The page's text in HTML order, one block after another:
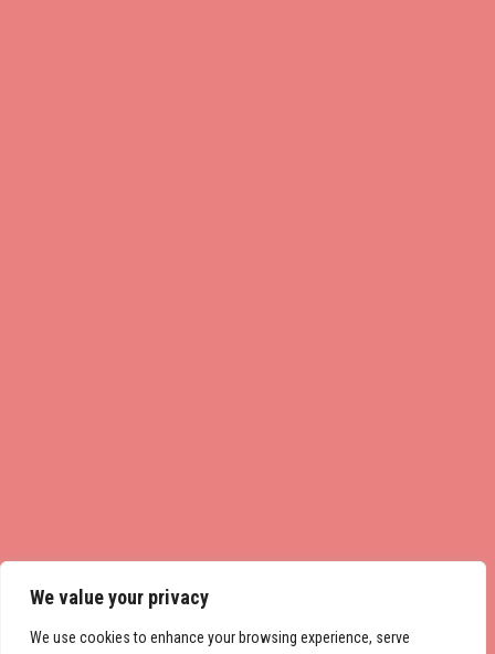
We value your privacy
We use cookies to enhance your browsing experience, serve